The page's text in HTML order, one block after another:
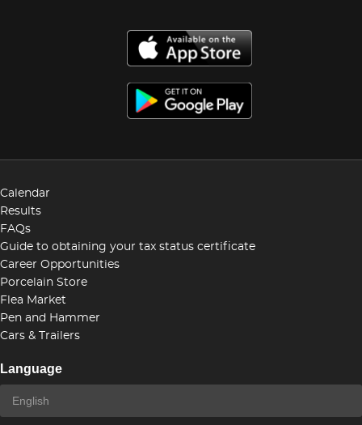
Calendar
Results
FAQs
Guide to obtaining your tax status certificate
Career Opportunities
Porcelain Store
Flea Market
Pen and Hammer
Cars & Trailers
Language